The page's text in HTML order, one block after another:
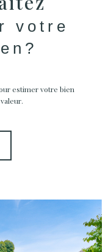
votre
estimer votre bien